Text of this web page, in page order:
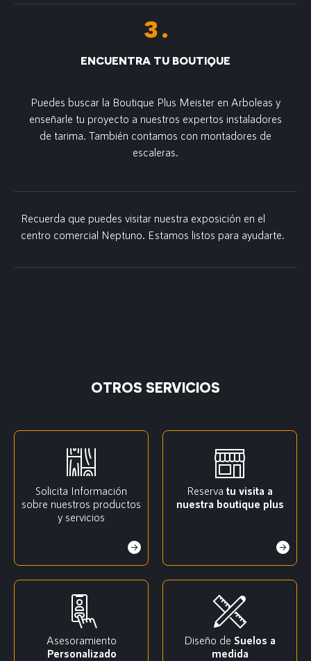
ENCUENTRA TU BOUTIQUE
Puedes buscar la Boutique Plus Meister en Arboleas y
enseñarle tu proyecto a nuestros expertos instaladores
de tarima. También contamos con montadores de
escaleras.
Recuerda que puedes visitar nuestra exposición en el
centro comercial Neptuno. Estamos listos para ayudarte.
OTROS SERVICIOS
Solicita Información
sobre nuestros productos
y servicios
Reserva tu visita a
nuestra boutique plus
Asesoramiento
Personalizado
Diseño de Suelos a
medida